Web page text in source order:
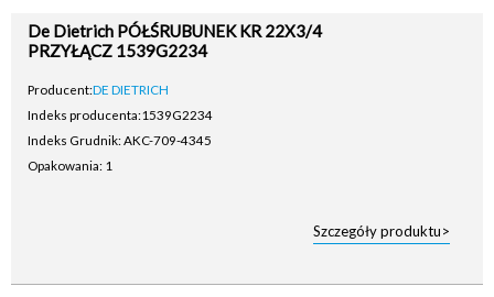
De Dietrich PÓŁŚRUBUNEK KR 22X3/4
PRZYŁĄCZ 1539G2234
Producent:DE DIETRICH
Indeks producenta:1539G2234
Indeks Grudnik: AKC-709-4345
Opakowania: 1
Szczegóły produktu>